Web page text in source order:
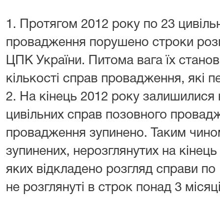
1. Протягом 2012 року по 23
провадження порушено строки
ЦПК України. Питома вага їх
кількості справ провадження, які
2. На кінець 2012 року залишилися
цивільних справ позовного
провадження зупинено. Таким
зупинених, нерозглянутих на
яких відкладено розгляд справи
не розглянуті в строк понад 3